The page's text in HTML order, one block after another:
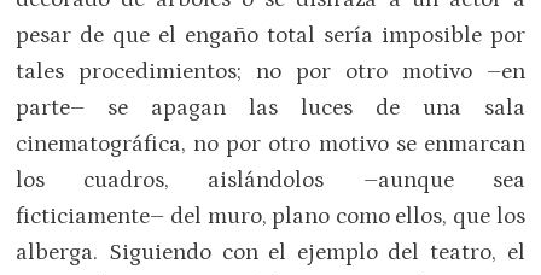
pesar de que el engaño total sería imposible por
tales procedimientos; no por otro motivo –en
parte– se apagan las luces de una sala
cinematográfica, no por otro motivo se enmarcan
los cuadros, aislándolos –aunque sea
ficticiamente– del muro, plano como ellos, que los
alberga. Siguiendo con el ejemplo del teatro, el